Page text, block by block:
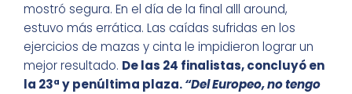
mostró segura. En el día de la final alll around,
estuvo más errática. Las caídas sufridas en los
ejercicios de mazas y cinta le impidieron lograr un
mejor resultado. De las 24 finalistas, concluyó en
la 23ª y penúltima plaza.“Del Europeo, no tengo